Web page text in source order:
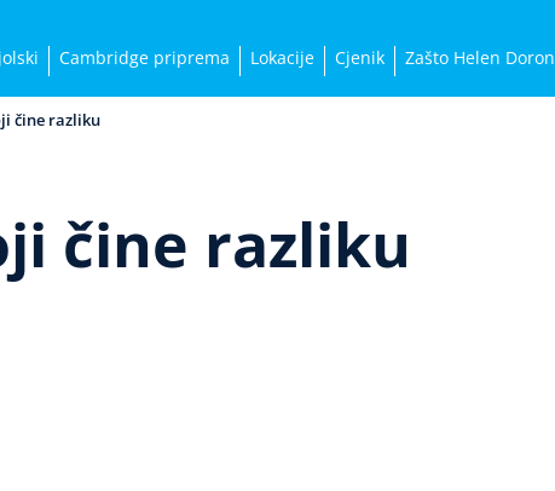
Cambridge priprema Lokacije Cjenik Zašto Helen Doron
čine razliku
čine razliku